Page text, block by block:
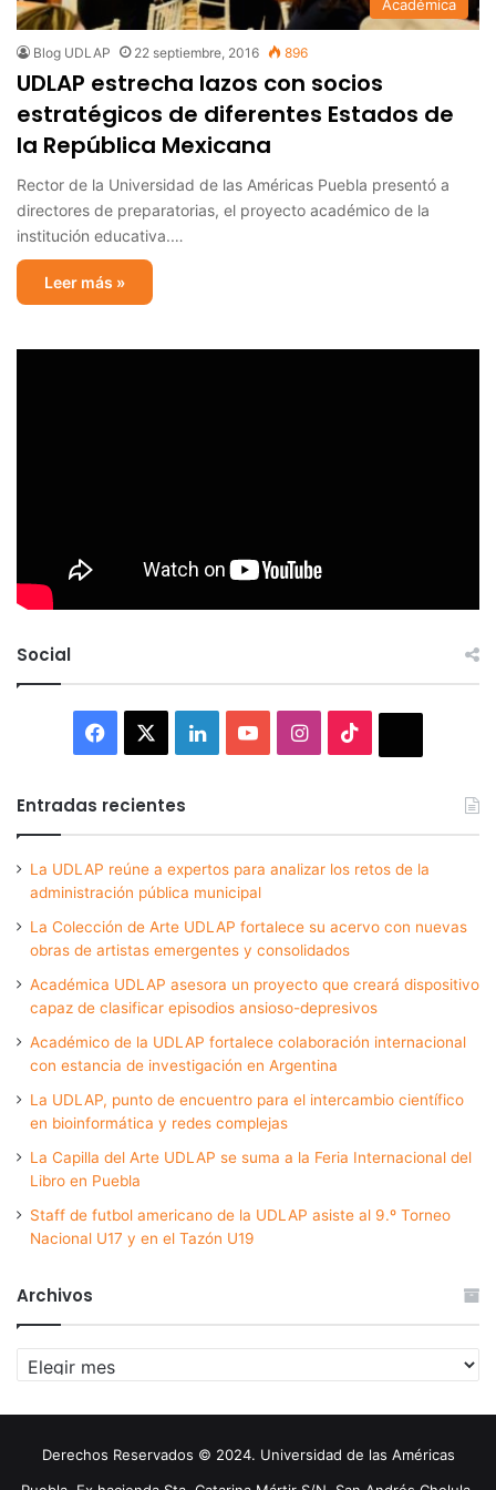
Académica
Blog UDLAP 22 septiembre, 2016 896
UDLAP estrecha lazos con socios
estratégicos de diferentes Estados de
la República Mexicana
Rector de la Universidad de las Américas Puebla presentó a
directores de preparatorias, el proyecto académico de la
institución educativa.…
Leer más »
Social
Facebook LinkedInYouTubeInstagram
Entradas recientes
La UDLAP reúne a expertos para analizar los retos de la
administración pública municipal
La Colección de Arte UDLAP fortalece su acervo con nuevas
obras de artistas emergentes y consolidados
Académica UDLAP asesora un proyecto que creará dispositivo
capaz de clasificar episodios ansioso-depresivos
Académico de la UDLAP fortalece colaboración internacional
con estancia de investigación en Argentina
La UDLAP, punto de encuentro para el intercambio científico
en bioinformática y redes complejas
La Capilla del Arte UDLAP se suma a la Feria Internacional del
Libro en Puebla
Staff de futbol americano de la UDLAP asiste al 9.º Torneo
Nacional U17 y en el Tazón U19
Archivos
Archivos
Derechos Reservados © 2024. Universidad de las Américas